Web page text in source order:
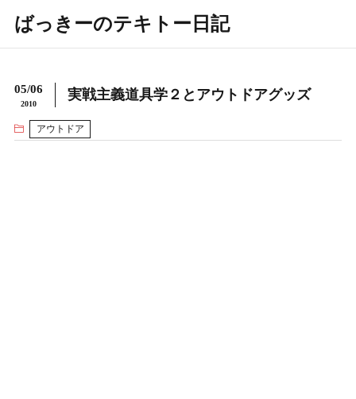
ばっきーのテキトー日記
05/06
2010
実戦主義道具学２とアウトドアグッズ
アウトドア